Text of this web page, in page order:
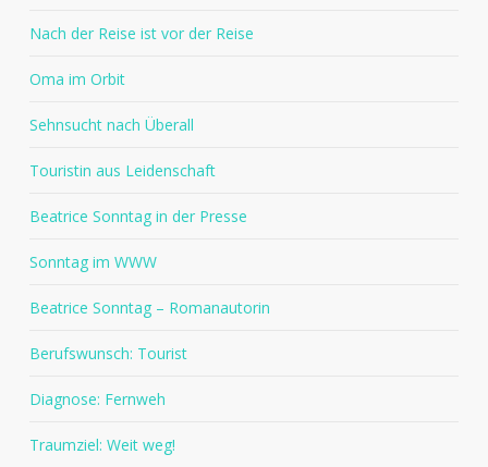
Nach der Reise ist vor der Reise
Oma im Orbit
Sehnsucht nach Überall
Touristin aus Leidenschaft
Beatrice Sonntag in der Presse
Sonntag im WWW
Beatrice Sonntag – Romanautorin
Berufswunsch: Tourist
Diagnose: Fernweh
Traumziel: Weit weg!